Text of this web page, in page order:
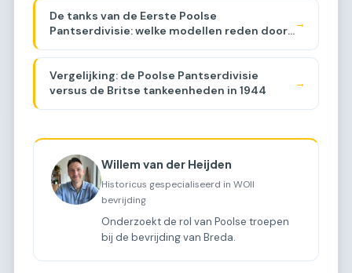
De tanks van de Eerste Poolse
Pantserdivisie: welke modellen reden door
→
Vergelijking: de Poolse Pantserdivisie
versus de Britse tankeenheden in 1944
→
Willem van der Heijden
Historicus gespecialiseerd in WOII
bevrijding
Onderzoekt de rol van Poolse troepen
bij de bevrijding van Breda.